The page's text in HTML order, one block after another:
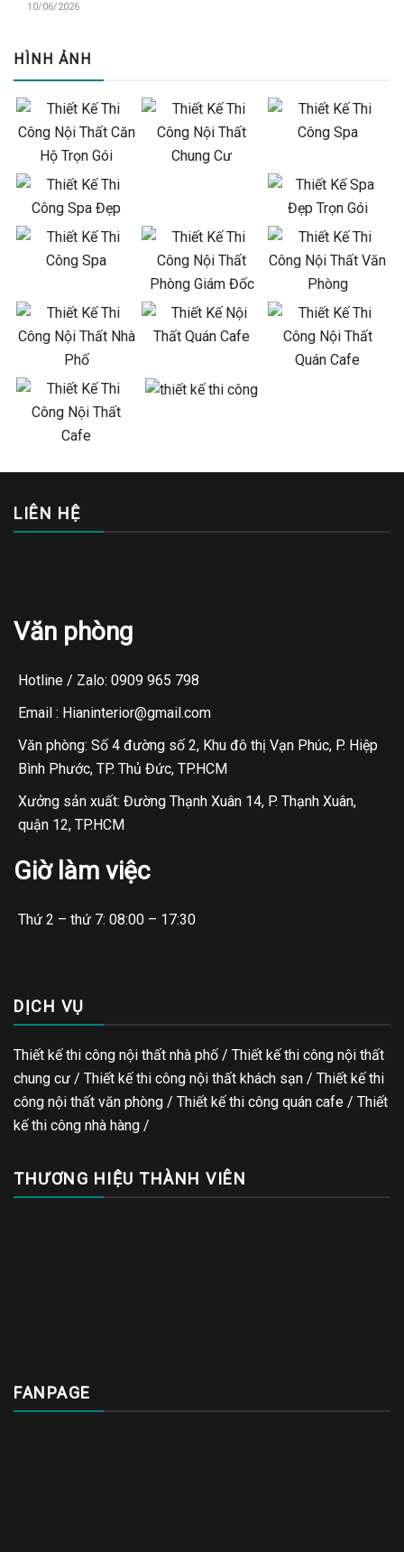
10/06/2026
HÌNH ẢNH
LIÊN HỆ
Văn phòng
Hotline / Zalo: 0909 965 798
Email : Hianinterior@gmail.com
Văn phòng: Số 4 đường số 2, Khu đô thị Vạn Phúc, P. Hiệp
Bình Phước, TP. Thủ Đức, TP.HCM
Xưởng sản xuất: Đường Thạnh Xuân 14, P. Thạnh Xuân,
quận 12, TP.HCM
Giờ làm việc
Thứ 2 – thứ 7: 08:00 – 17:30
DỊCH VỤ
Thiết kế thi công nội thất nhà phố / Thiết kế thi công nội thất
chung cư / Thiết kế thi công nội thất khách sạn / Thiết kế thi
công nội thất văn phòng / Thiết kế thi công quán cafe / Thiết
kế thi công nhà hàng /
THƯƠNG HIỆU THÀNH VIÊN
FANPAGE